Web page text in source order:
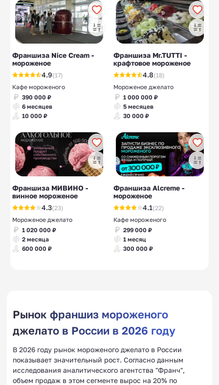
Франшиза Nice Cream -
мороженое
4.9(17)
Кафе мороженого
390 000 ₽
6 месяцев
10 000 ₽
Франшиза Mr.TUTTI -
крафтовое мороженое
4.8(18)
Мороженое джелато
1 000 000 ₽
5 месяцев
30 000 ₽
Франшиза МИВИНО -
винное мороженое
4.3(23)
Мороженое джелато
1 020 000 ₽
2 месяца
600 000 ₽
Франшиза Alcreme -
мороженое
4.1(22)
Кафе мороженого
299 000 ₽
1 месяц
300 000 ₽
Рынок франшиз мороженого
джелато в России в 2026 году
В 2026 году рынок мороженого джелато в России
показывает значительный рост. Согласно данным
исследования аналитического агентства "Франч",
объем продаж в этом сегменте вырос на 20% по